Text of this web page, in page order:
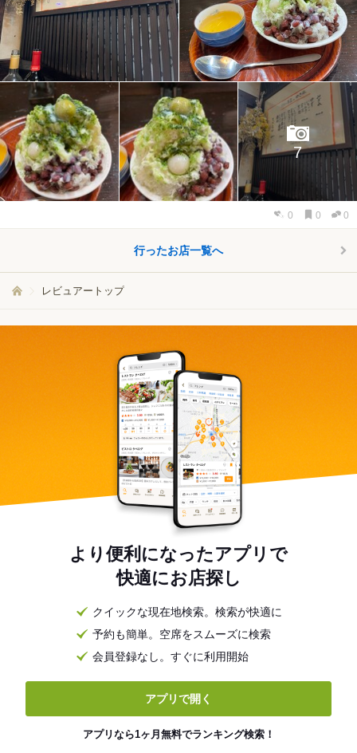
7
0 0 0
行ったお店一覧へ
レビュアートップ
より便利になったアプリで
快適にお店探し
クイックな現在地検索。検索が快適に
予約も簡単。空席をスムーズに検索
会員登録なし。すぐに利用開始
アプリで開く
アプリなら1ヶ月無料でランキング検索！